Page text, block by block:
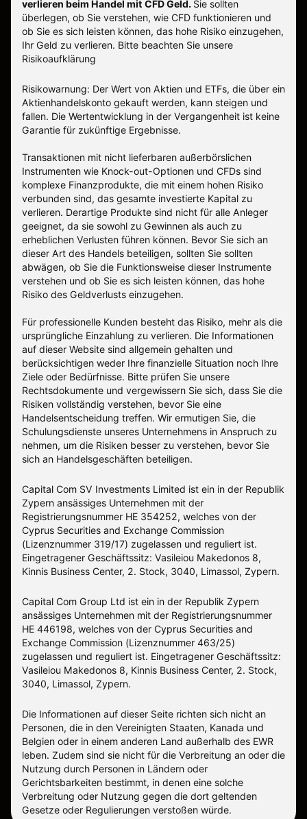
verlieren beim Handel mit CFD Geld. Sie sollten
überlegen, ob Sie verstehen, wie CFD funktionieren und
ob Sie es sich leisten können, das hohe Risiko einzugehen,
Ihr Geld zu verlieren. Bitte beachten Sie unsere
Risikoaufklärung
Risikowarnung: Der Wert von Aktien und ETFs, die über ein
Aktienhandelskonto gekauft werden, kann steigen und
fallen. Die Wertentwicklung in der Vergangenheit ist keine
Garantie für zukünftige Ergebnisse.
Transaktionen mit nicht lieferbaren außerbörslichen
Instrumenten wie Knock-out-Optionen und CFDs sind
komplexe Finanzprodukte, die mit einem hohen Risiko
verbunden sind, das gesamte investierte Kapital zu
verlieren. Derartige Produkte sind nicht für alle Anleger
geeignet, da sie sowohl zu Gewinnen als auch zu
erheblichen Verlusten führen können. Bevor Sie sich an
dieser Art des Handels beteiligen, sollten Sie sollten
abwägen, ob Sie die Funktionsweise dieser Instrumente
verstehen und ob Sie es sich leisten können, das hohe
Risiko des Geldverlusts einzugehen.
Für professionelle Kunden besteht das Risiko, mehr als die
ursprüngliche Einzahlung zu verlieren. Die Informationen
auf dieser Website sind allgemein gehalten und
berücksichtigen weder Ihre finanzielle Situation noch Ihre
Ziele oder Bedürfnisse. Bitte prüfen Sie unsere
Rechtsdokumente und vergewissern Sie sich, dass Sie die
Risiken vollständig verstehen, bevor Sie eine
Handelsentscheidung treffen. Wir ermutigen Sie, die
Schulungsdienste unseres Unternehmens in Anspruch zu
nehmen, um die Risiken besser zu verstehen, bevor Sie
sich an Handelsgeschäften beteiligen.
Capital Com SV Investments Limited ist ein in der Republik
Zypern ansässiges Unternehmen mit der
Registrierungsnummer HE 354252, welches von der
Cyprus Securities and Exchange Commission
(Lizenznummer 319/17) zugelassen und reguliert ist.
Eingetragener Geschäftssitz: Vasileiou Makedonos 8,
Kinnis Business Center, 2. Stock, 3040, Limassol, Zypern.
Capital Com Group Ltd ist ein in der Republik Zypern
ansässiges Unternehmen mit der Registrierungsnummer
ΗΕ 446198, welches von der Cyprus Securities and
Exchange Commission (Lizenznummer 463/25)
zugelassen und reguliert ist. Eingetragener Geschäftssitz:
Vasileiou Makedonos 8, Kinnis Business Center, 2. Stock,
3040, Limassol, Zypern.
Die Informationen auf dieser Seite richten sich nicht an
Personen, die in den Vereinigten Staaten, Kanada und
Belgien oder in einem anderen Land außerhalb des EWR
leben. Zudem sind sie nicht für die Verbreitung an oder die
Nutzung durch Personen in Ländern oder
Gerichtsbarkeiten bestimmt, in denen eine solche
Verbreitung oder Nutzung gegen die dort geltenden
Gesetze oder Regulierungen verstoßen würde.